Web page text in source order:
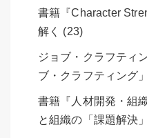
書籍『Character
解く (23)
ジョブ・クラフティ
ブ・クラフティング
書籍『人材開発・組
と組織の「課題解決